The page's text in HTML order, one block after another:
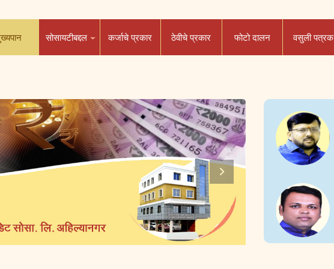
सोसायटीबद्दल कर्जाचे प्रकार ठेवीचे प्रकार फोटो दालन वसुली पत्रक